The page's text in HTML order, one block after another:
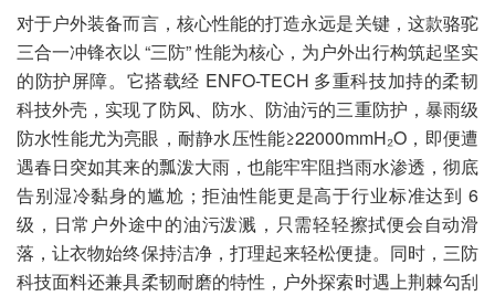
对于户外装备而言，核心性能的打造永远是关键，这款骆驼
三合一冲锋衣以 “三防” 性能为核心，为户外出行构筑起坚实
的防护屏障。它搭载经 ENFO-TECH 多重科技加持的柔韧
科技外壳，实现了防风、防水、防油污的三重防护，暴雨级
防水性能尤为亮眼，耐静水压性能≥22000mmH₂O，即便遭
遇春日突如其来的瓢泼大雨，也能牢牢阻挡雨水渗透，彻底
告别湿冷黏身的尴尬；拒油性能更是高于行业标准达到 6
级，日常户外途中的油污泼溅，只需轻轻擦拭便会自动滑
落，让衣物始终保持洁净，打理起来轻松便捷。同时，三防
科技面料还兼具柔韧耐磨的特性，户外探索时遇上荆棘勾刮